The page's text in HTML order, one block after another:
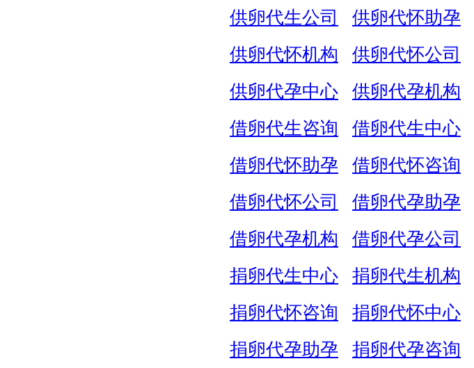
供卵代生公司
供卵代怀助孕
供卵代怀机构
供卵代怀公司
供卵代孕中心
供卵代孕机构
借卵代生咨询
借卵代生中心
借卵代怀助孕
借卵代怀咨询
借卵代怀公司
借卵代孕助孕
借卵代孕机构
借卵代孕公司
捐卵代生中心
捐卵代生机构
捐卵代怀咨询
捐卵代怀中心
捐卵代孕助孕
捐卵代孕咨询